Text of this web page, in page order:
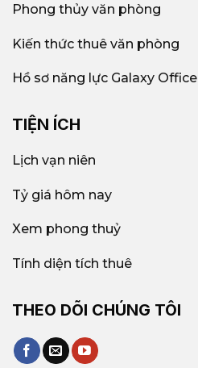
Phong thủy văn phòng
Kiến thức thuê văn phòng
Hồ sơ năng lực Galaxy Office
TIỆN ÍCH
Lịch vạn niên
Tỷ giá hôm nay
Xem phong thuỷ
Tính diện tích thuê
THEO DÕI CHÚNG TÔI